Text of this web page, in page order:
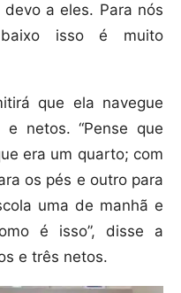
a eles. Para nós
isso é muito
que ela navegue
netos. “Pense que
era um quarto; com
os pés e outro para
uma de manhã e
é isso”, disse a
e três netos.